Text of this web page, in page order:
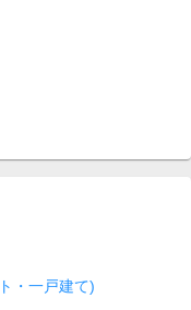
・一戸建て)